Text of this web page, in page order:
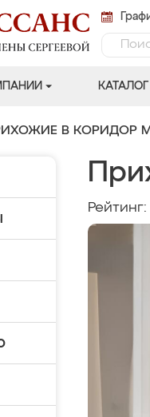
КАТАЛОГ
В КОРИДОР
Рейтинг: